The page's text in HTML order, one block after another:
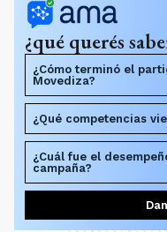
¿qué querés
¿Cómo terminó el
Movediza?
¿Qué competencias
¿Cuál fue el
campaña?